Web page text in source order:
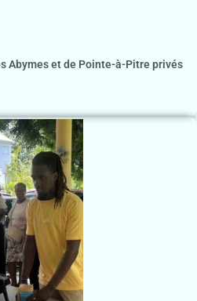
Abymes et de Pointe-à-Pitre privés